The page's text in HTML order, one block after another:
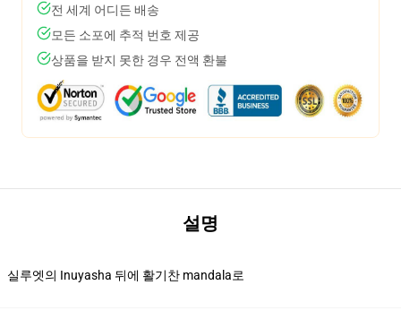
전 세계 어디든 배송
모든 소포에 추적 번호 제공
상품을 받지 못한 경우 전액 환불
설명
실루엣의 Inuyasha 뒤에 활기찬 mandala로